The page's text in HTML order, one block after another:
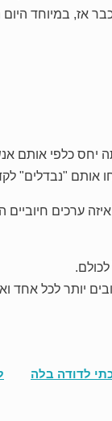
אז, במיוחד
כלפי אותם
אותם "נבדלים"
ערכים חיוביים
יותר לכל אחד
לדודה בלה